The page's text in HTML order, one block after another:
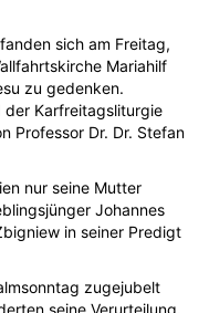
sich am Freitag,
Mariahilf
zu gedenken.
der Karfreitagsliturgie
Professor Dr. Dr. Stefan
nur seine Mutter
Johannes
in seiner Predigt
zugejubelt
seine Verurteilung.